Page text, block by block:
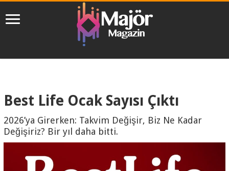
Best Life Ocak Sayısı Çıktı
2026’ya Girerken: Takvim Değişir, Biz Ne Kadar
Değişiriz? Bir yıl daha bitti.